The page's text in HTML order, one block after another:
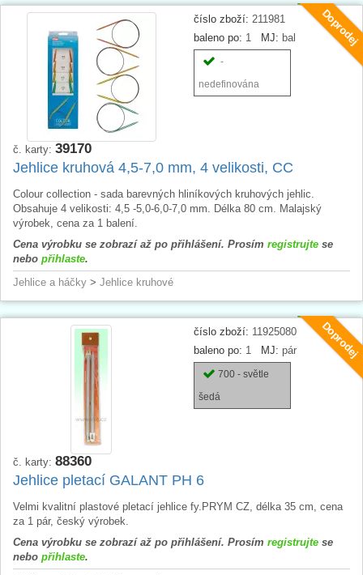
Doprodej
číslo zboží: 211981
baleno po: 1 MJ: bal
-
nedefinována
č. karty: 39170
Jehlice kruhová 4,5-7,0 mm, 4 velikosti, CC
Colour collection - sada barevných hliníkových kruhových jehlic.
Obsahuje 4 velikosti: 4,5 -5,0-6,0-7,0 mm. Délka 80 cm. Malajský
výrobek, cena za 1 balení.
Cena výrobku se zobrazí až po přihlášení. Prosím registrujte se
nebo přihlaste.
Jehlice a háčky > Jehlice kruhové
Doprodej
číslo zboží: 11925080
baleno po: 1 MJ: pár
700 - světle
šedá
č. karty: 88360
Jehlice pletací GALANT PH 6
Velmi kvalitní plastové pletací jehlice fy.PRYM CZ, délka 35 cm, cena
za 1 pár, český výrobek.
Cena výrobku se zobrazí až po přihlášení. Prosím registrujte se
nebo přihlaste.